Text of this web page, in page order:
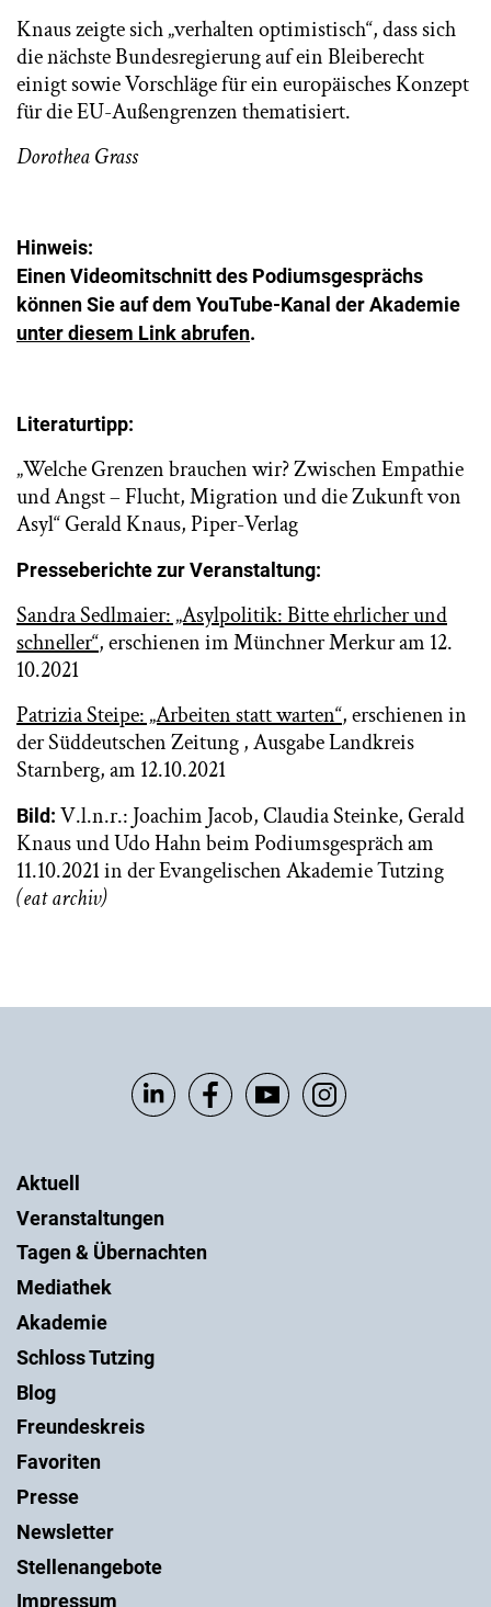
Knaus zeigte sich „verhalten optimistisch“, dass sich
die nächste Bundesregierung auf ein Bleiberecht
einigt sowie Vorschläge für ein europäisches Konzept
für die EU-Außengrenzen thematisiert.
Dorothea Grass
Hinweis:
Einen Videomitschnitt des Podiumsgesprächs
können Sie auf dem YouTube-Kanal der Akademie
unter diesem Link abrufen.
Literaturtipp:
„Welche Grenzen brauchen wir? Zwischen Empathie
und Angst – Flucht, Migration und die Zukunft von
Asyl“ Gerald Knaus, Piper-Verlag
Presseberichte zur Veranstaltung:
Sandra Sedlmaier: „Asylpolitik: Bitte ehrlicher und
schneller“, erschienen im Münchner Merkur am 12.
10.2021
Patrizia Steipe: „Arbeiten statt warten“, erschienen in
der Süddeutschen Zeitung , Ausgabe Landkreis
Starnberg, am 12.10.2021
Bild: V.l.n.r.: Joachim Jacob, Claudia Steinke, Gerald
Knaus und Udo Hahn beim Podiumsgespräch am
11.10.2021 in der Evangelischen Akademie Tutzing
(eat archiv)
Aktuell
Veranstaltungen
Tagen & Übernachten
Mediathek
Akademie
Schloss Tutzing
Blog
Freundeskreis
Favoriten
Presse
Newsletter
Stellenangebote
Impressum